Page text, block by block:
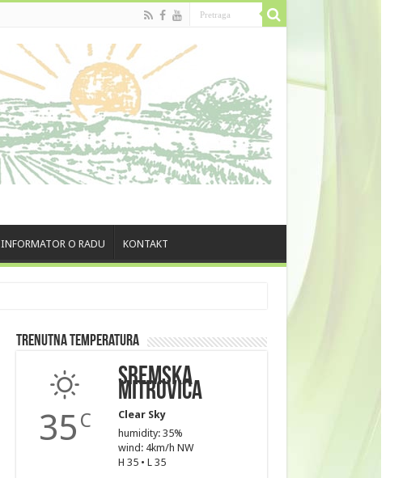
INFORMATOR O RADU KONTAKT
Trenutna Temperatura
35 C
Sremska
Mitrovica
Clear Sky
humidity: 35%
wind: 4km/h NW
H 35 • L 35